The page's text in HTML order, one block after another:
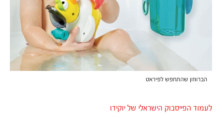
הברווזון שהתחפש לפיראט
לעמוד הפייסבוק הישראלי של יוקידו